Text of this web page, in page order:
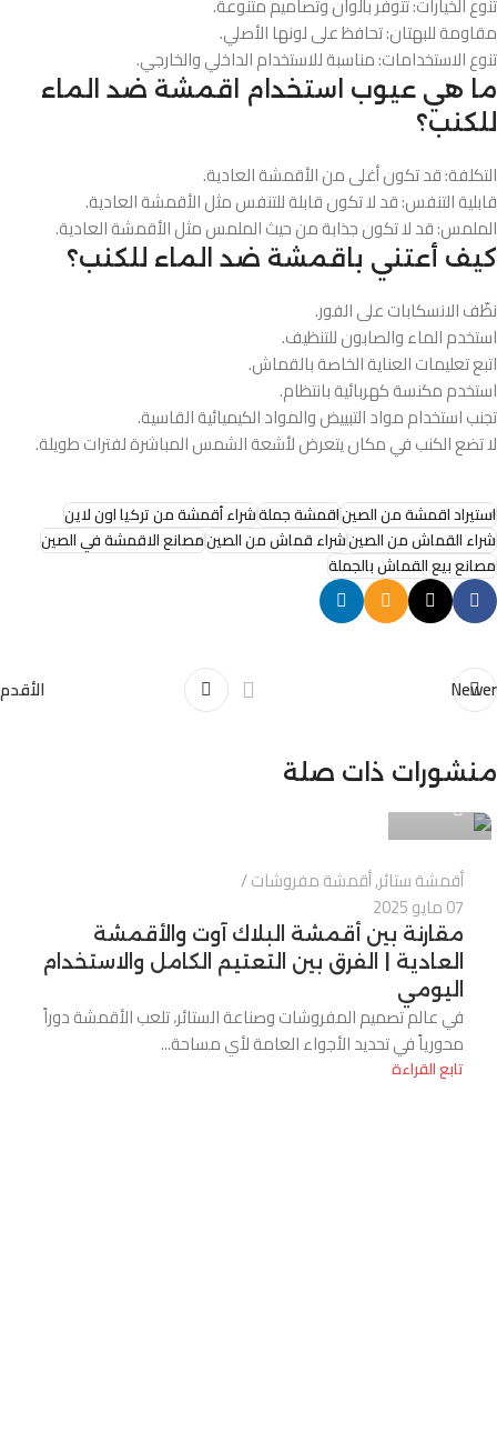
مقاومة للبهتان: تحافظ على لونها الأصلي.
تنوع الاستخدامات: مناسبة للاستخدام الداخلي والخارجي.
ما هي عيوب استخدام اقمشة ضد الماء
للكنب؟
التكلفة: قد تكون أغلى من الأقمشة العادية.
قابلية التنفس: قد لا تكون قابلة للتنفس مثل الأقمشة العادية.
الملمس: قد لا تكون جذابة من حيث الملمس مثل الأقمشة العادية.
كيف أعتني باقمشة ضد الماء للكنب؟
نظّف الانسكابات على الفور.
استخدم الماء والصابون للتنظيف.
اتبع تعليمات العناية الخاصة بالقماش.
استخدم مكنسة كهربائية بانتظام.
تجنب استخدام مواد التبييض والمواد الكيميائية القاسية.
لا تضع الكنب في مكان يتعرض لأشعة الشمس المباشرة لفترات طويلة.
استيراد اقمشة من الصيناقمشة جملةشراء أقمشة من تركيا اون لاين
شراء القماش من الصينشراء قماش من الصينمصانع الاقمشة في الصين
مصانع بيع القماش بالجملة
Newer الأقدم
منشورات ذات صلة
أقمشة ستائر,أقمشة مفروشات
07 مايو 2025
مقارنة بين أقمشة البلاك آوت والأقمشة
العادية | الفرق بين التعتيم الكامل والاستخدام
اليومي
في عالم تصميم المفروشات وصناعة الستائر، تلعب الأقمشة دوراً
محورياً في تحديد الأجواء العامة لأي مساحة...
تابع القراءة